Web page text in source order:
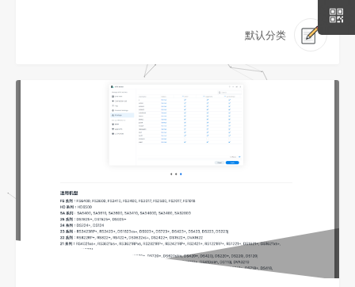
默认分类